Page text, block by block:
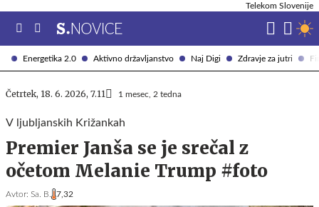
Energetika 2.0 Aktivno državljanstvo Naj Digi Zdravje za jutri
Telekom Slovenije
Četrtek, 18. 6. 2026, 7.11 1 mesec, 2 tedna
V ljubljanskih Križankah
Premier Janša se je srečal z
očetom Melanie Trump #foto
Avtor: Sa. B. 7,32